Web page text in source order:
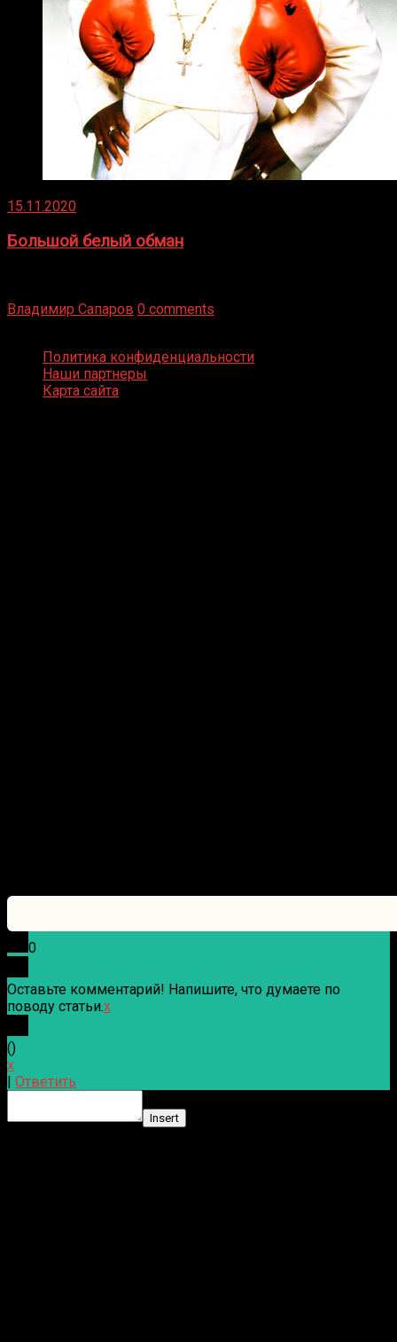
15.11.2020
Большой белый обман
Владимир Сапаров 0 comments
Политика конфиденциальности
Наши партнеры
Карта сайта
0
Оставьте комментарий! Напишите, что думаете по
поводу статьи.x
()
x
Ответить
Insert